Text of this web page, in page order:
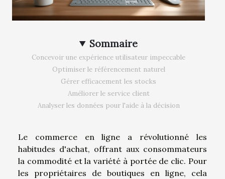
Sommaire
Concevoir une expérience utilisateur impeccable
Optimiser le référencement naturel
Gérer efficacement les stocks
Améliorer le service client
Analyser les données pour l'aide à la décision
Le commerce en ligne a révolutionné les
habitudes d'achat, offrant aux consommateurs
la commodité et la variété à portée de clic. Pour
les propriétaires de boutiques en ligne, cela